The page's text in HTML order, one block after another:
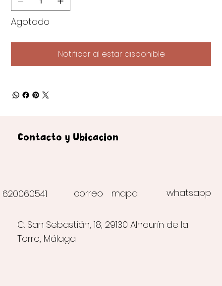
Agotado
Notificar al estar disponible
correo
Contacto y Ubicación
620060541 whatsapp
C. San Sebastián, 18, 29130 Alhaurín de la
Torre, Málaga
mapa